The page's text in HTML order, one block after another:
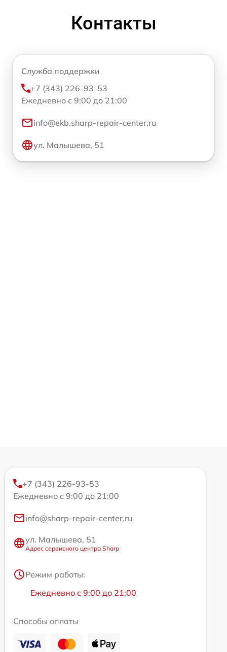
Контакты
Служба поддержки
+7 (343) 226-93-53
Ежедневно с 9:00 до 21:00
info@ekb.sharp-repair-center.ru
ул. Малышева, 51
+7 (343) 226-93-53
Ежедневно с 9:00 до 21:00
info@sharp-repair-center.ru
ул. Малышева, 51
Адрес сервисного центра Sharp
Режим работы:
Ежедневно с 9:00 до 21:00
Способы оплаты